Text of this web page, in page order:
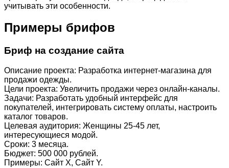
учитывать эти особенности.
Примеры брифов
Бриф на создание сайта
Описание проекта: Разработка интернет-магазина для
продажи одежды.
Цели проекта: Увеличить продажи через онлайн-каналы.
Задачи: Разработать удобный интерфейс для
покупателей, интегрировать систему оплаты, настроить
каталог товаров.
Целевая аудитория: Женщины 25-45 лет,
интересующиеся модой.
Сроки: 3 месяца.
Бюджет: 500 000 рублей.
Примеры: Сайт X, Сайт Y.